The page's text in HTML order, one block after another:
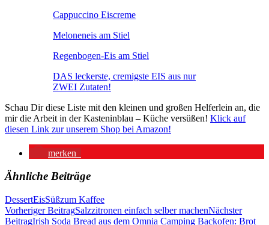
Cappuccino Eiscreme
Meloneneis am Stiel
Regenbogen-Eis am Stiel
DAS leckerste, cremigste EIS aus nur
ZWEI Zutaten!
Schau Dir diese Liste mit den kleinen und großen Helferlein an, die
mir die Arbeit in der Kasteninblau – Küche versüßen! Klick auf
diesen Link zur unserem Shop bei Amazon!
merken
Ähnliche Beiträge
DessertEisSüßzum Kaffee
Beitragsnavigation
Vorheriger BeitragSalzzitronen einfach selber machenNächster
BeitragIrish Soda Bread aus dem Omnia Camping Backofen: Brot